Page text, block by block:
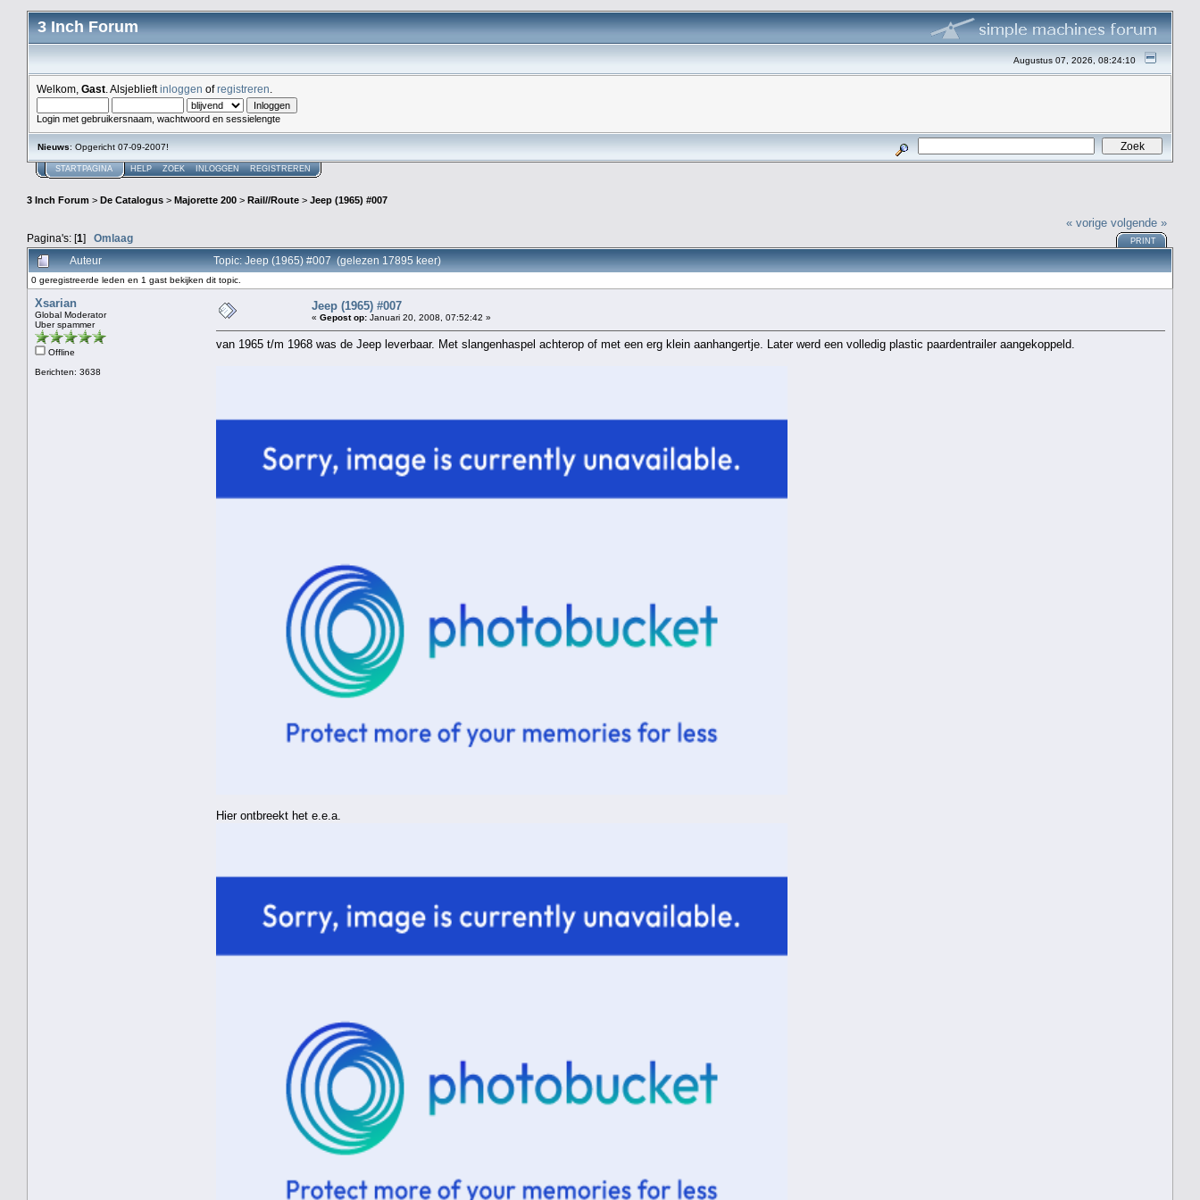
3 Inch Forum
Augustus 07, 2026, 08:24:10
Welkom, Gast . Alsjeblieftinloggen ofregistreren
Login met gebruikersnaam, wachtwoord en sessielengte
Nieuws: Opgericht 07-09-2007!
STARTPAGINA HELP ZOEK INLOGGEN REGISTREREN
3 Inch Forum > De Catalogus > Majorette 200 > Rail//Route > Jeep (1965) #007
Pagina's: [1] Omlaag
« vorige volgende »
PRINT
Auteur Topic: Jeep (1965) #007 (gelezen 17895 keer)
0 geregistreerde leden en 1 gast bekijken dit topic.
Xsarian
Global Moderator
Uber spammer
Offline
Berichten: 3638
Jeep (1965) #007
« Gepost op: Januari 20, 2008, 07:52:42 »
van 1965 t/m 1968 was de Jeep leverbaar. Met slangenhaspel achterop of met een erg klein aanhangertje. Later werd een volledig plastic paardentrailer aangekoppeld.
Hier ontbreekt het e.e.a.